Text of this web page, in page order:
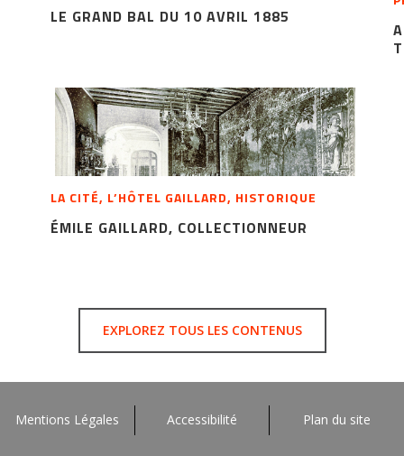
LE GRAND BAL DU 10 AVRIL 1885
LA CITÉ, L’HÔTEL GAILLARD, HISTORIQUE
ÉMILE GAILLARD, COLLECTIONNEUR
EXPLOREZ TOUS LES CONTENUS
Mentions Légales Accessibilité Plan du site